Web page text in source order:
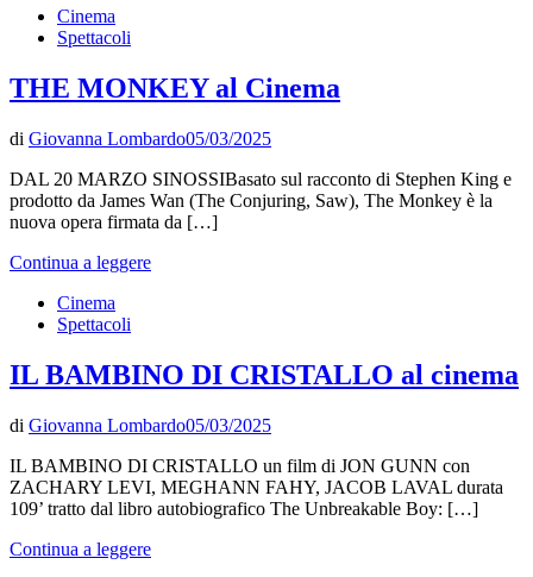
Cinema
Spettacoli
THE MONKEY al Cinema
di Giovanna Lombardo05/03/2025
DAL 20 MARZO SINOSSIBasato sul racconto di Stephen King e
prodotto da James Wan (The Conjuring, Saw), The Monkey è la
nuova opera firmata da […]
Continua a leggere
Cinema
Spettacoli
IL BAMBINO DI CRISTALLO al cinema
di Giovanna Lombardo05/03/2025
IL BAMBINO DI CRISTALLO un film di JON GUNN con
ZACHARY LEVI, MEGHANN FAHY, JACOB LAVAL durata
109’ tratto dal libro autobiografico The Unbreakable Boy: […]
Continua a leggere